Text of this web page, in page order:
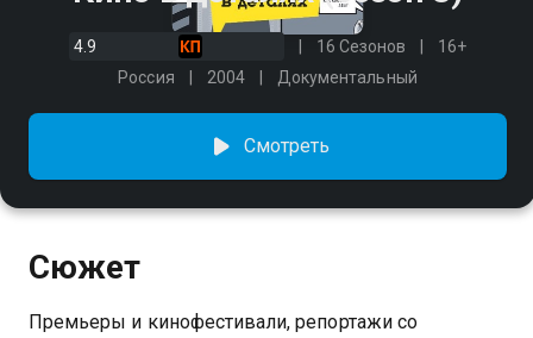
4.9 16 Сезонов
16+
Россия
2004 Документальный
Смотреть
Сюжет
Премьеры и кинофестивали, репортажи со